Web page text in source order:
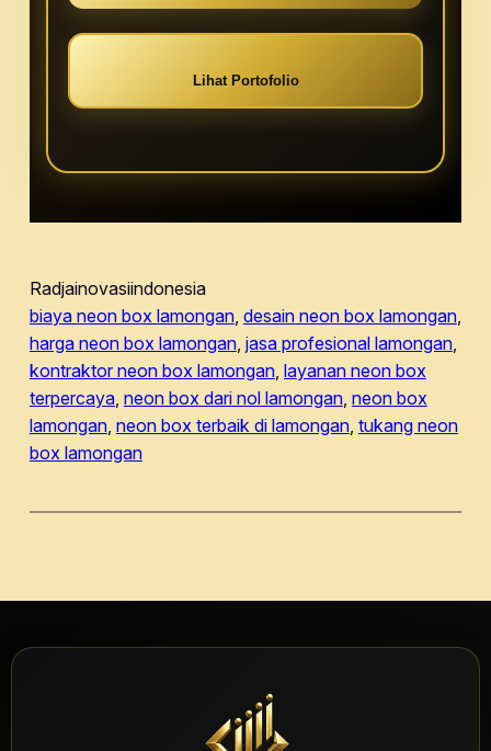
Lihat Portofolio
Radjainovasiindonesia
biaya neon box lamongan, desain neon box lamongan
harga neon box lamongan, jasa profesional lamongan
kontraktor neon box lamongan, layanan neon box
terpercaya, neon box dari nol lamongan, neon box
lamongan, neon box terbaik di lamongan, tukang neon
box lamongan